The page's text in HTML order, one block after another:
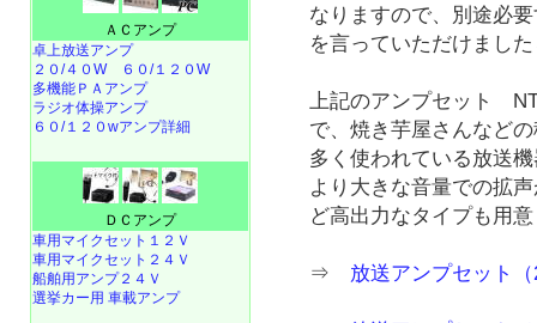
なりますので、別途必
を言っていただけまし
上記のアンプセット
で、焼き芋屋さんなど
多く使われている放送
より大きな音量での拡
ど高出力なタイプも用
⇒ 放送アンプセット
ＡＣアンプ
卓上放送アンプ
２０/４０W
６０/１２０W
多機能ＰＡアンプ
ラジオ体操アンプ
６０/１２０wアンプ詳細
ＤＣアンプ
車用マイクセット１２Ｖ
車用マイクセット２４Ｖ
船舶用アンプ２４Ｖ
選挙カー用 車載アンプ